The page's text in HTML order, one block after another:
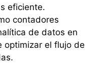
eficiente.
contadores
de datos en
optimizar el flujo de